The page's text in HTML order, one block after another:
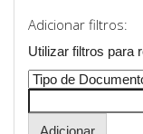
Adicionar filtros:
Utilizar filtros para